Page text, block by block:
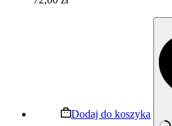
Dodaj do koszyka